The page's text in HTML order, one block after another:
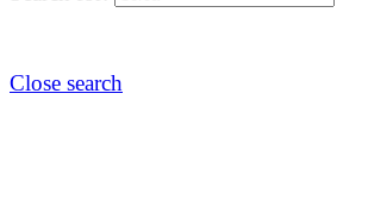
Close search